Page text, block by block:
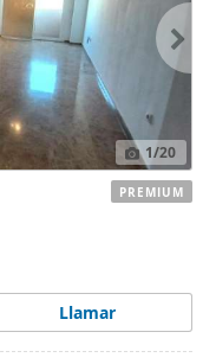
1/20
Llamar
PREMIUM